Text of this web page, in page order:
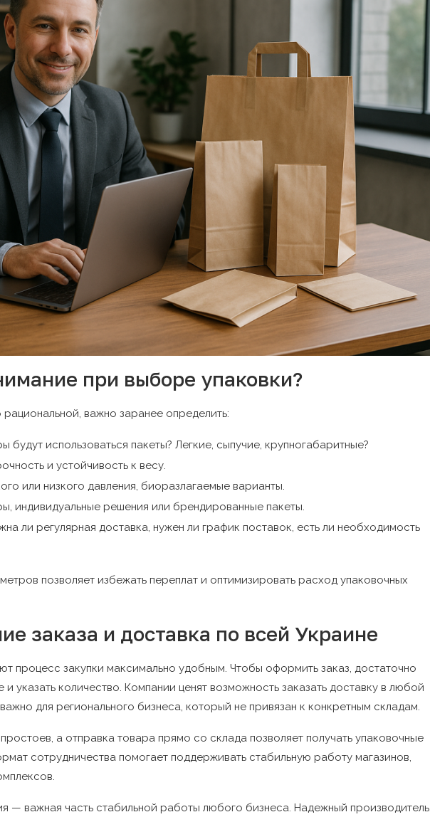
при выборе упаковки?
важно заранее определить:
будут использоваться пакеты? Легкие, сыпучие, крупногабаритные?
и устойчивость к весу.
или низкого давления, биоразлагаемые варианты.
индивидуальные решения или брендированные пакеты.
ли регулярная доставка, нужен ли график поставок, есть ли необходимость
позволяет избежать переплат и оптимизировать расход упаковочных
заказа и доставка по всей Украине
процесс закупки максимально удобным. Чтобы оформить заказ, достаточно
и указать количество. Компании ценят возможность заказать доставку в любой
для регионального бизнеса, который не привязан к конкретным складам.
а отправка товара прямо со склада позволяет получать упаковочные
сотрудничества помогает поддерживать стабильную работу магазинов,
— важная часть стабильной работы любого бизнеса. Надежный производитель,